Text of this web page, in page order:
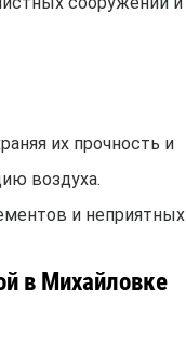
их прочность и
воздуха.
и неприятных
в Михайловке